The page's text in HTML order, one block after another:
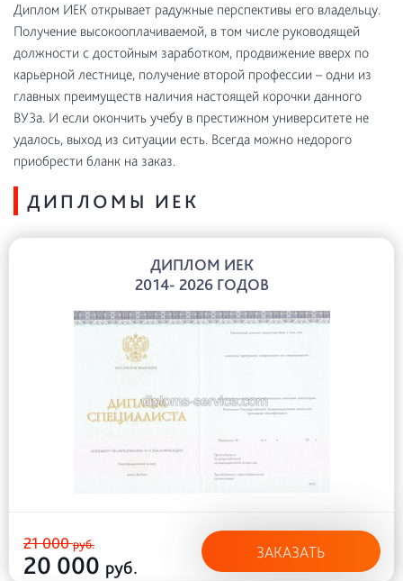
Диплом ИЕК открывает радужные перспективы его владельцу.
Получение высокооплачиваемой, в том числе руководящей
должности с достойным заработком, продвижение вверх по
карьерной лестнице, получение второй профессии – одни из
главных преимуществ наличия настоящей корочки данного
ВУЗа. И если окончить учебу в престижном университете не
удалось, выход из ситуации есть. Всегда можно недорого
приобрести бланк на заказ.
ДИПЛОМЫ ИЕК
ДИПЛОМ ИЕК
2014- 2026 ГОДОВ
21 000руб.
20 000 руб.
ЗАКАЗАТЬ